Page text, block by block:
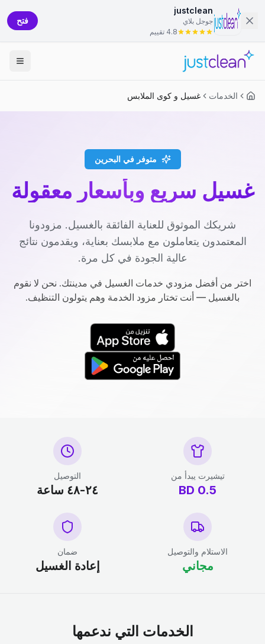
justclean
جوجل بلاي
4.8 تقييم
فتح
الخدمات غسيل و كوى الملابس
متوفر في البحرين
غسيل سريع وبأسعار معقولة
شريكك الموثوق للعناية الفائقة بالغسيل. مزودونا
المعتمدون يتعاملون مع ملابسك بعناية، ويقدمون نتائج
عالية الجودة في كل مرة.
اختر من أفضل مزودي خدمات الغسيل في مدينتك. نحن لا نقوم
بالغسيل — أنت تختار مزود الخدمة وهم يتولون التنظيف.
تيشيرت يبدأ من
0.5
BD
التوصيل
٢٤-٤٨ ساعة
الاستلام والتوصيل
مجاني
ضمان
إعادة الغسيل
الخدمات التي ندعمها